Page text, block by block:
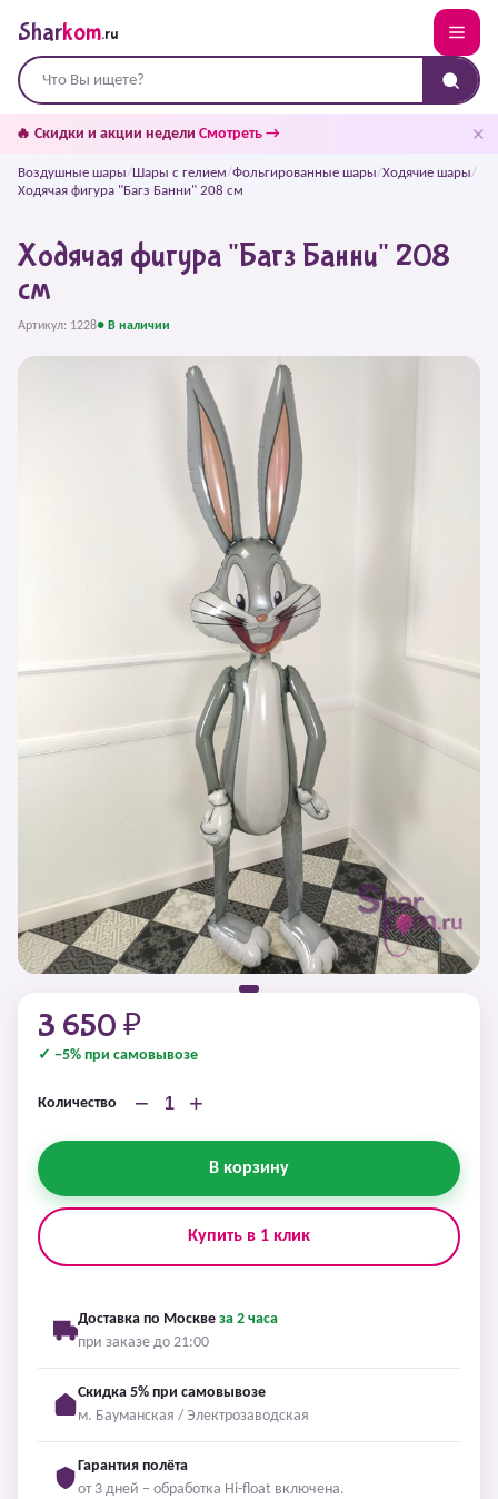
Sharkom.ru
🔥 Скидки и акции недели Смотреть → ✕
Воздушные шары/Шары с гелием/Фольгированные шары/Ходячие шары/
Ходячая фигура "Багз Банни" 208 см
Ходячая фигура "Багз Банни" 208
см
Артикул: 1228● В наличии
3 650 ₽
✓ −5% при самовывозе
Количество − +
В корзину
Купить в 1 клик
Доставка по Москве за 2 часа
при заказе до 21:00
Скидка 5% при самовывозе
м. Бауманская / Электрозаводская
Гарантия полёта
от 3 дней – обработка Hi-float включена.